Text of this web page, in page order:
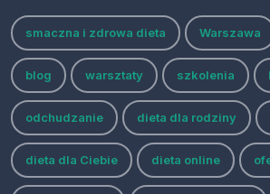
smaczna i zdrowa dieta Warszawa
blog warsztaty szkolenia
odchudzanie dieta dla rodziny
dieta dla Ciebie dieta online